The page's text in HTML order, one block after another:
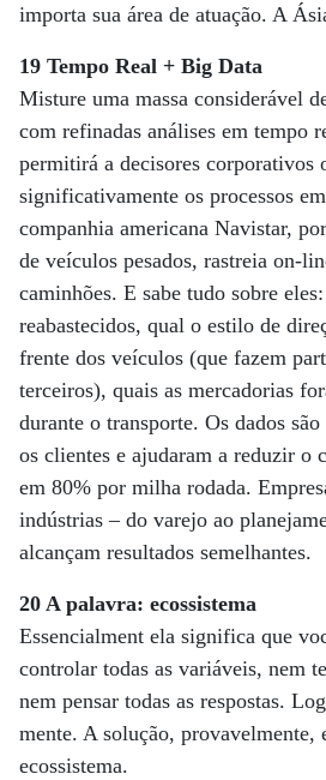
importa sua área de atuação. A
19 Tempo Real + Big Data
Misture uma massa considerável
com refinadas análises em tempo
permitirá a decisores corporativos
significativamente os processos
companhia americana Navistar,
de veículos pesados, rastreia on-
caminhões. E sabe tudo sobre
reabastecidos, qual o estilo de
frente dos veículos (que fazem
terceiros), quais as mercadorias
durante o transporte. Os dados
os clientes e ajudaram a reduzir o
em 80% por milha rodada.
indústrias – do varejo ao
alcançam resultados semelhantes.
20 A palavra: ecossistema
Essencialment ela significa que
controlar todas as variáveis, nem
nem pensar todas as respostas.
mente. A solução, provavelmente,
ecossistema.